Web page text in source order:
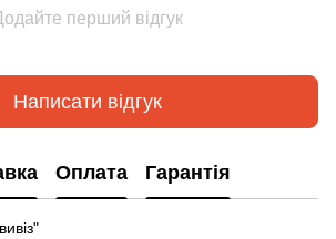
перший відгук
Написати відгук
Оплата Гарантія